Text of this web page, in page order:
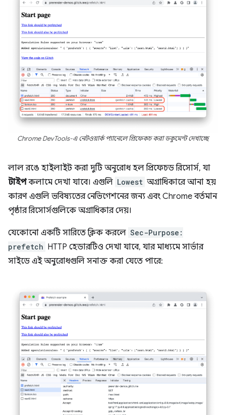
Chrome DevTools-এ নেটওয়ার্ক প্যানেলে প্রিফেকচ করা ডকুমেন্ট দেখাচ্ছে
লাল রঙে হাইলাইট করা দুটি অনুরোধ হল প্রিফেচড রিসোর্স, যা
টাইপকলামে দেখা যাবে। এগুলি Lowest অগ্রাধিকারে আনা হয়
কারণ এগুলি ভবিষ্যতের নেভিগেশনের জন্য এবং Chrome বর্তমান
পৃষ্ঠার রিসোর্সগুলিকে অগ্রাধিকার দেয়।
যেকোনো একটি সারিতে ক্লিক করলে Sec-Purpose:
prefetch HTTP হেডারটিও দেখা যাবে, যার মাধ্যমে সার্ভার
সাইডে এই অনুরোধগুলি সনাক্ত করা যেতে পারে: